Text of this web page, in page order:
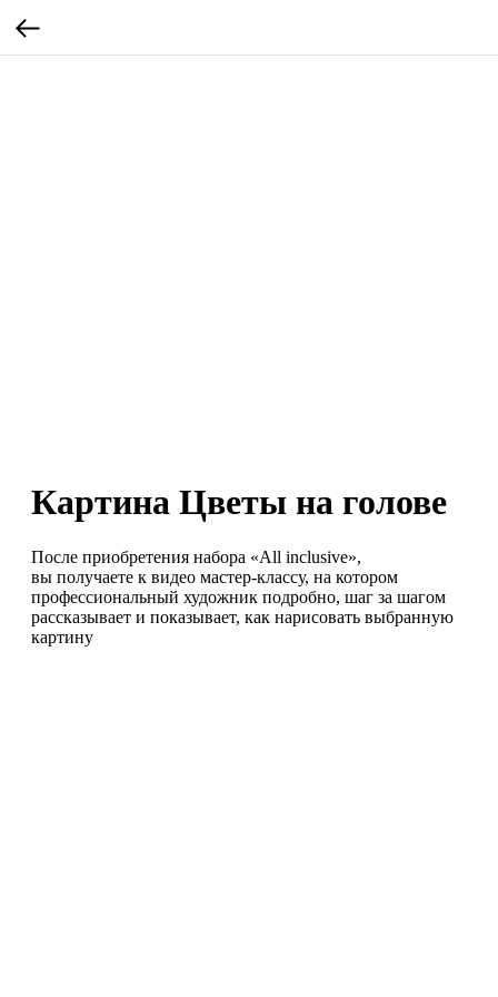
Картина Цветы на голове
После приобретения набора «All inclusive»,
вы получаете к видео мастер-классу, на котором
профессиональный художник подробно, шаг за шагом
рассказывает и показывает, как нарисовать выбранную
картину